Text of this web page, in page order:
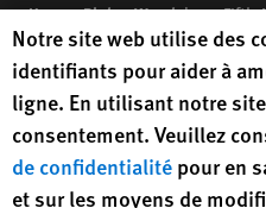
Human Rights Watch| 350 Fifth
10118-3299USA |t
Human Rights Watchis a
under EIN: 13-2875808
Human Rights Watch
Notre site web utilise des
identifiants pour aider à
ligne. En utilisant notre
consentement. Veuillez
de confidentialité pour en
et sur les moyens de